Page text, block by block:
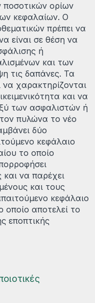
ορίων
κεφαλαίων. Ο
πρέπει να
είναι σε θέση να
ή
και των
τις δαπάνες. Τα
να χαρακτηρίζονται
και να
των ασφαλιστών ή
πυλώνα το νέο
δύο
κεφάλαιο
το οποίο
και να παρέχει
και τους
κεφάλαιο
οποίο αποτελεί το
εποπτικής